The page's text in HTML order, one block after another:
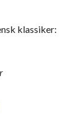
klassiker: